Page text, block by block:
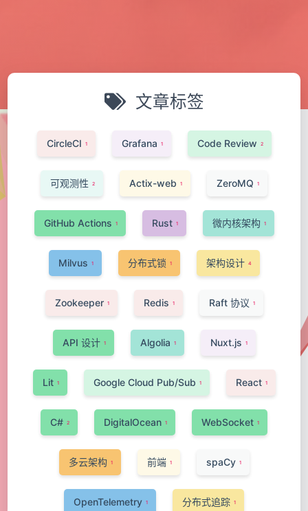
文章标签
CircleCI 1 Grafana 1 Code Review 2
可观测性 2 Actix-web 1 ZeroMQ 1
GitHub Actions 1 Rust 1 微内核架构 1
Milvus 1 分布式锁 1 架构设计 4
Zookeeper 1 Redis 1 Raft 协议 1
API 设计 1 Algolia 1 Nuxt.js 1
Lit 1 Google Cloud Pub/Sub 1 React 1
C# 2 DigitalOcean 1 WebSocket 1
多云架构 1 前端 1 spaCy 1
OpenTelemetry 1 分布式追踪 1